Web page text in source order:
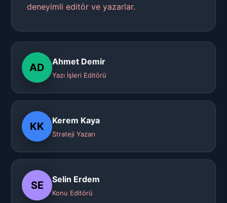
deneyimli editör ve yazarlar.
AD
Ahmet Demir
Yazı İşleri Editörü
KK
Kerem Kaya
Strateji Yazarı
SE
Selin Erdem
Konu Editörü